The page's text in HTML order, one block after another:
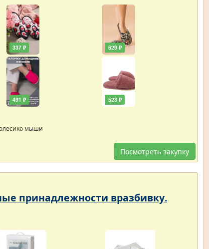
337 ₽
491 ₽
629 ₽
523 ₽
мыши
Посмотреть закупку
принадлежности вразбивку.